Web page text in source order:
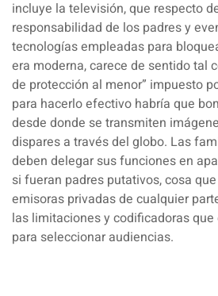
incluye la televisión, que respecto
responsabilidad de los padres y
tecnologías empleadas para
era moderna, carece de sentido tal
de protección al menor” impuesto
para hacerlo efectivo habría que
desde donde se transmiten
dispares a través del globo. Las
deben delegar sus funciones en
si fueran padres putativos, cosa
emisoras privadas de cualquier
las limitaciones y codificadoras
para seleccionar audiencias.